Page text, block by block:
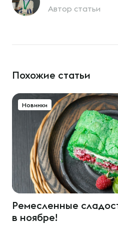
Автор статьи
Похожие статьи
Новинки
Ремесленные
в ноябре!